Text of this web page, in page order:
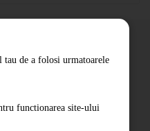
tau de a folosi urmatoarele
functionarea site-ului